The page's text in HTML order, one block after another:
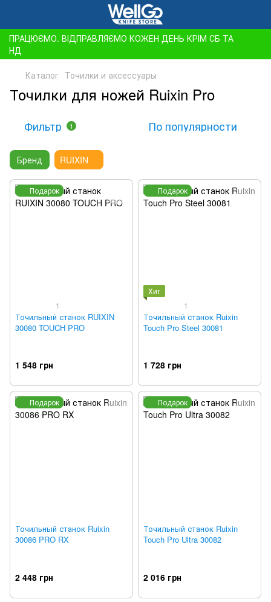
ПРАЦЮЄМО. ВІДПРАВЛЯЄМО КОЖЕН ДЕНЬ КРІМ СБ ТА
НД
Каталог Точилки и аксессуары
Точилки для ножей Ruixin Pro
Фильтр 1 По популярности
Бренд RUIXIN
Подарок
1
Точильный станок RUIXIN
30080 TOUCH PRO
1 548 грн
Подарок
Хит
1
Точильный станок Ruixin
Touch Pro Steel 30081
1 728 грн
Подарок
Точильный станок Ruixin
30086 PRO RX
2 448 грн
Подарок
Точильный станок Ruixin
Touch Pro Ultra 30082
2 016 грн